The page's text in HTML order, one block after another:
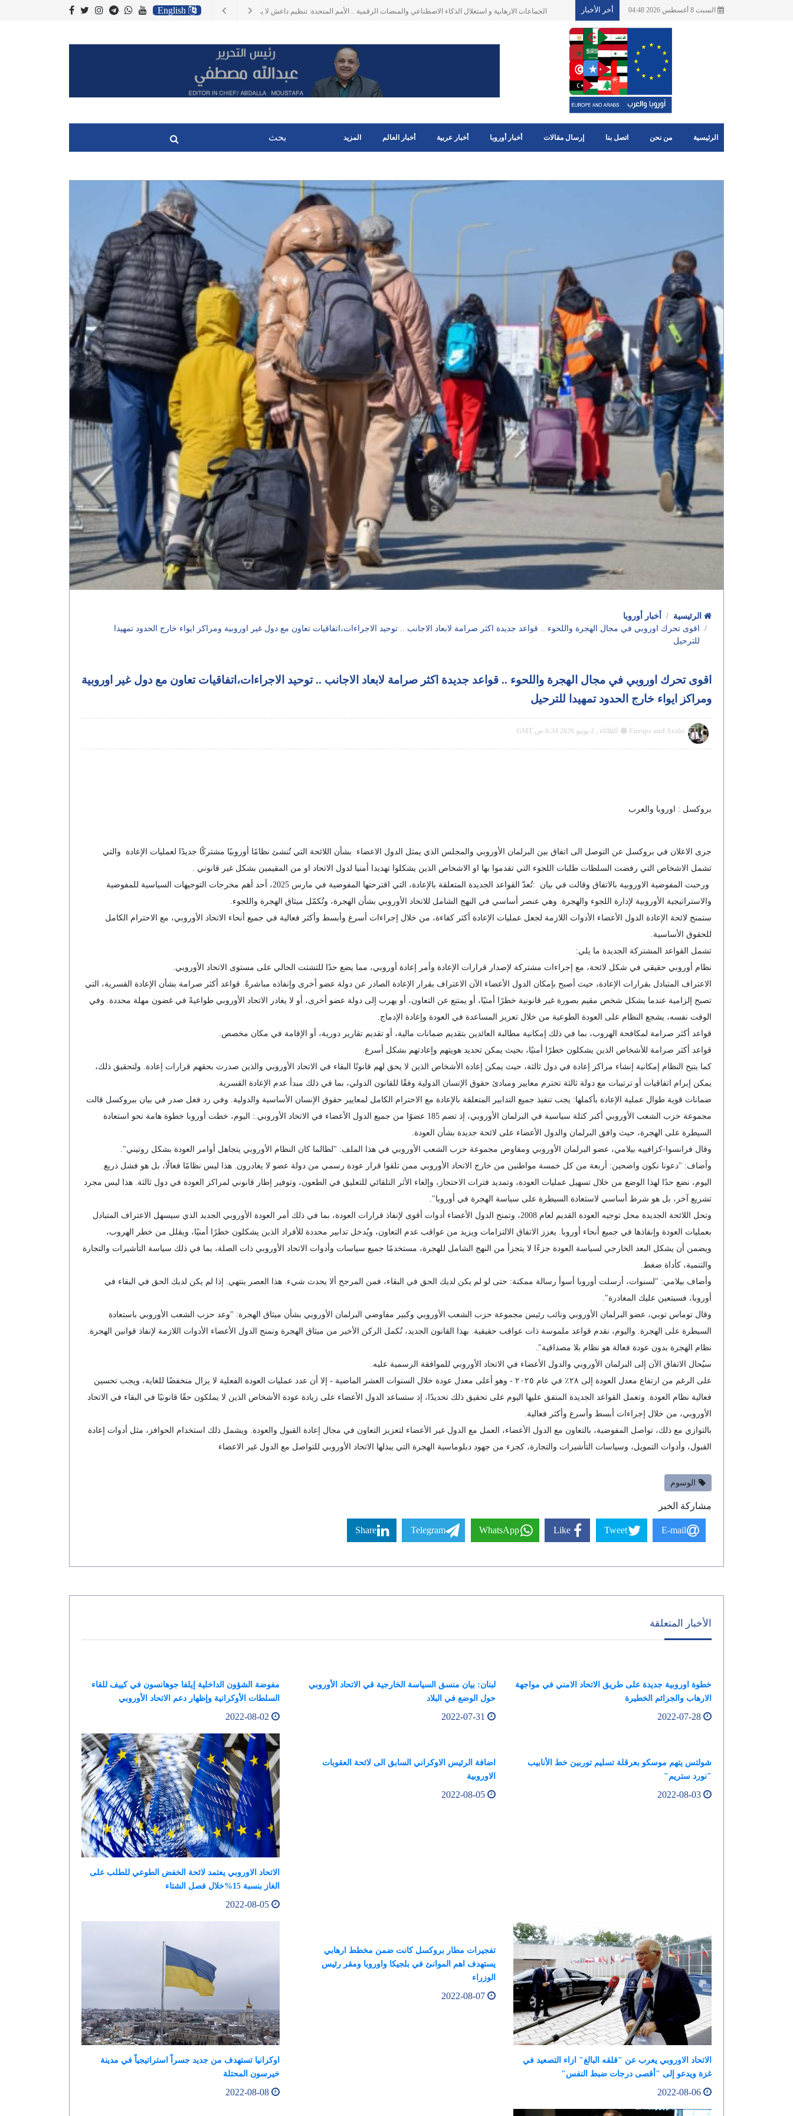
السبت 8 أغسطس 2026 04:48 أخر الأخبار تأثيرات اضطراب حركة الملاحة عبر مضيق هرمز على التحارة العالمية . ارتفاع أسعار الطاقة، وأجور الشحن، وتكاليف الوقود
الرئيسية من نحن اتصل بنا إرسال مقالات أخبار أوروبا أخبار عربية أخبار العالم المزيد
أخبار أوروبا
اقوى تحرك اوروبي في مجال الهجرة واللحوء .. قواعد جديدة اكثر صرامة لابعاد الاجانب .. توحيد الاجراءات،اتفاقيات تعاون مع دول غير اوروبية ومراكز ايواء خارج الحدود تمهيدا
للترحيل
اقوى تحرك اوروبي في مجال الهجرة واللحوء .. قواعد جديدة اكثر صرامة لابعاد الاجانب .. توحيد الاجراءات،اتفاقيات تعاون مع دول غير اوروبية
ومراكز ايواء خارج الحدود تمهيدا للترحيل
Europe and Arabs الثلاثاء , 2 يونيو 2026 6:34 ص GMT
بروكسل : اوروبا والعرب
جرى الاعلان في بروكسل عن التوصل الى اتفاق بين البرلمان الأوروبي والمجلس الذي يمثل الدول الاعضاء بشأن اللائحة التي تُنشئ نظامًا أوروبيًا مشتركًا جديدًا لعمليات الإعادة والتي
تشمل الاشخاص التي رفضت السلطات طلبات اللجوء التي تقدموا بها او الاشخاص الذين يشكلوا تهديدا أمنيا لدول الاتحاد او من المقيمين بشكل غير قانوني .
ورحبت المفوضية الاوروبية بالاتفاق وقالت في بيان :تُعدّ القواعد الجديدة المتعلقة بالإعادة، التي اقترحتها المفوضية في مارس 2025، أحد أهم مخرجات التوجيهات السياسية للمفوضية
والاستراتيجية الأوروبية لإدارة اللجوء والهجرة. وهي عنصر أساسي في النهج الشامل للاتحاد الأوروبي بشأن الهجرة، وتُكمّل ميثاق الهجرة واللجوء.
ستمنح لائحة الإعادة الدول الأعضاء الأدوات اللازمة لجعل عمليات الإعادة أكثر كفاءة، من خلال إجراءات أسرع وأبسط وأكثر فعالية في جميع أنحاء الاتحاد الأوروبي، مع الاحترام الكامل
للحقوق الأساسية.
تشمل القواعد المشتركة الجديدة ما يلي:
نظام أوروبي حقيقي في شكل لائحة، مع إجراءات مشتركة لإصدار قرارات الإعادة وأمر إعادة أوروبي، مما يضع حدًا للتشتت الحالي على مستوى الاتحاد الأوروبي.
الاعتراف المتبادل بقرارات الإعادة، حيث أصبح بإمكان الدول الأعضاء الآن الاعتراف بقرار الإعادة الصادر عن دولة عضو أخرى وإنفاذه مباشرةً. قواعد أكثر صرامة بشأن الإعادة القسرية، التي
تصبح إلزامية عندما يشكل شخص مقيم بصورة غير قانونية خطرًا أمنيًا، أو يمتنع عن التعاون، أو يهرب إلى دولة عضو أخرى، أو لا يغادر الاتحاد الأوروبي طواعيةً في غضون مهلة محددة. وفي
الوقت نفسه، يشجع النظام على العودة الطوعية من خلال تعزيز المساعدة في العودة وإعادة الإدماج.
قواعد أكثر صرامة لمكافحة الهروب، بما في ذلك إمكانية مطالبة العائدين بتقديم ضمانات مالية، أو تقديم تقارير دورية، أو الإقامة في مكان مخصص.
قواعد أكثر صرامة للأشخاص الذين يشكلون خطرًا أمنيًا، بحيث يمكن تحديد هويتهم وإعادتهم بشكل أسرع.
كما يتيح النظام إمكانية إنشاء مراكز إعادة في دول ثالثة، حيث يمكن إعادة الأشخاص الذين لا يحق لهم قانونًا البقاء في الاتحاد الأوروبي والذين صدرت بحقهم قرارات إعادة. ولتحقيق ذلك،
يمكن إبرام اتفاقيات أو ترتيبات مع دولة ثالثة تحترم معايير ومبادئ حقوق الإنسان الدولية وفقًا للقانون الدولي، بما في ذلك مبدأ عدم الإعادة القسرية.
ضمانات قوية طوال عملية الإعادة بأكملها: يجب تنفيذ جميع التدابير المتعلقة بالإعادة مع الاحترام الكامل لمعايير حقوق الإنسان الأساسية والدولية. وفي رد فعل صدر في بيان ببروكسل قالت
مجموعة حزب الشعب الأوروبي أكبر كتلة سياسية في البرلمان الأوروبي، إذ تضم 185 عضوًا من جميع الدول الأعضاء في الاتحاد الأوروبي.: اليوم، خطت أوروبا خطوة هامة نحو استعادة
السيطرة على الهجرة، حيث وافق البرلمان والدول الأعضاء على لائحة جديدة بشأن العودة.
وقال فرانسوا-كزافييه بيلامي، عضو البرلمان الأوروبي ومفاوض مجموعة حزب الشعب الأوروبي في هذا الملف: "لطالما كان النظام الأوروبي يتجاهل أوامر العودة بشكل روتيني".
وأضاف: "دعونا نكون واضحين: أربعة من كل خمسة مواطنين من خارج الاتحاد الأوروبي ممن تلقوا قرار عودة رسمي من دولة عضو لا يغادرون. هذا ليس نظامًا فعالًا، بل هو فشل ذريع.
اليوم، نضع حدًا لهذا الوضع من خلال تسهيل عمليات العودة، وتمديد فترات الاحتجاز، وإلغاء الأثر التلقائي للتعليق في الطعون، وتوفير إطار قانوني لمراكز العودة في دول ثالثة. هذا ليس مجرد
تشريع آخر، بل هو شرط أساسي لاستعادة السيطرة على سياسة الهجرة في أوروبا".
وتحل اللائحة الجديدة محل توجيه العودة القديم لعام 2008، وتمنح الدول الأعضاء أدوات أقوى لإنفاذ قرارات العودة، بما في ذلك أمر العودة الأوروبي الجديد الذي سيسهل الاعتراف المتبادل
بعمليات العودة وإنفاذها في جميع أنحاء أوروبا. يعزز الاتفاق الالتزامات ويزيد من عواقب عدم التعاون، ويُدخل تدابير محددة للأفراد الذين يشكلون خطرًا أمنيًا، ويقلل من خطر الهروب،
ويضمن أن يشكل البعد الخارجي لسياسة العودة جزءًا لا يتجزأ من النهج الشامل للهجرة، مستخدمًا جميع سياسات وأدوات الاتحاد الأوروبي ذات الصلة، بما في ذلك سياسة التأشيرات والتجارة
والتنمية، كأداة ضغط.
وأضاف بيلامي: "لسنوات، أرسلت أوروبا أسوأ رسالة ممكنة: حتى لو لم يكن لديك الحق في البقاء، فمن المرجح ألا يحدث شيء. هذا العصر ينتهي. إذا لم يكن لديك الحق في البقاء في
أوروبا، فسيتعين عليك المغادرة".
وقال توماس توبي، عضو البرلمان الأوروبي ونائب رئيس مجموعة حزب الشعب الأوروبي وكبير مفاوضي البرلمان الأوروبي بشأن ميثاق الهجرة: "وعد حزب الشعب الأوروبي باستعادة
السيطرة على الهجرة. واليوم، نقدم قواعد ملموسة ذات عواقب حقيقية. بهذا القانون الجديد، نُكمل الركن الأخير من ميثاق الهجرة ونمنح الدول الأعضاء الأدوات اللازمة لإنفاذ قوانين الهجرة.
نظام الهجرة بدون عودة فعالة هو نظام بلا مصداقية".
سيُحال الاتفاق الآن إلى البرلمان الأوروبي والدول الأعضاء في الاتحاد الأوروبي للموافقة الرسمية عليه.
على الرغم من ارتفاع معدل العودة إلى ٢٨٪ في عام ٢٠٢٥ - وهو أعلى معدل عودة خلال السنوات العشر الماضية - إلا أن عدد عمليات العودة الفعلية لا يزال منخفضًا للغاية، ويجب تحسين
فعالية نظام العودة. وتعمل القواعد الجديدة المتفق عليها اليوم على تحقيق ذلك تحديدًا، إذ ستساعد الدول الأعضاء على زيادة عودة الأشخاص الذين لا يملكون حقًا قانونيًا في البقاء في الاتحاد
الأوروبي، من خلال إجراءات أبسط وأسرع وأكثر فعالية.
بالتوازي مع ذلك، تواصل المفوضية، بالتعاون مع الدول الأعضاء، العمل مع الدول غير الأعضاء لتعزيز التعاون في مجال إعادة القبول والعودة. ويشمل ذلك استخدام الحوافز، مثل أدوات إعادة
القبول، وأدوات التمويل، وسياسات التأشيرات والتجارة، كجزء من جهود دبلوماسية الهجرة التي يبذلها الاتحاد الأوروبي للتواصل مع الدول غير الاعضاء
الوسوم
مشاركة الخبر
E-mail
Tweet
Like
WhatsApp
Telegram
Share
الأخبار المتعلقة
خطوة اوروبية جديدة على طريق الاتحاد الامني في مواجهة
الارهاب والجرائم الخطيرة
لبنان: بيان منسق السياسة الخارجية قي الاتحاد الأوروبي
حول الوضع في البلاد
مفوضة الشؤون الداخلية إيلفا جوهانسون في كييف للقاء
السلطات الأوكرانية وإظهار دعم الاتحاد الأوروبي
شولتس يتهم موسكو بعرقلة تسليم توربين خط الأنابيب
"نورد ستريم"
اضافة الرئيس الاوكراني السابق الى لائحة العقوبات
الاوروبية
الاتحاد الاوروبي يعتمد لائحة الخفض الطوعي للطلب على
الغاز بنسبة 15%خلال فصل الشتاء
الاتحاد الاوروبي يعرب عن "قلقه البالغ" ازاء التصعيد في
غزة ويدعو إلى "أقصى درجات ضبط النفس"
تفجيرات مطار بروكسل كانت ضمن مخطط ارهابي
يستهدف اهم الموانئ في بلجيكا واوروبا ومقر رئيس
الوزراء
اوكرانيا تستهدف من جديد جسراً استراتيجياً في مدينة
خيرسون المحتلة